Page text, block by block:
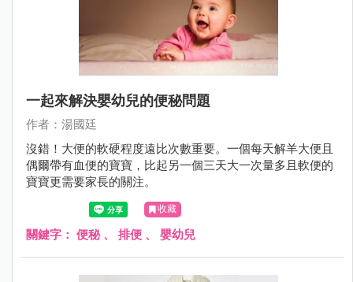
一起來解決嬰幼兒的便秘問題
作者：湯國廷
沒錯！大便的軟硬程度遠比次數重要。一個每天解羊大便且
偶爾帶有血便的寶寶，比起另一個三天大一次量多且軟便的
寶寶更需要家長的關注。
收藏
關鍵字： 便秘、 排便 、 嬰幼兒